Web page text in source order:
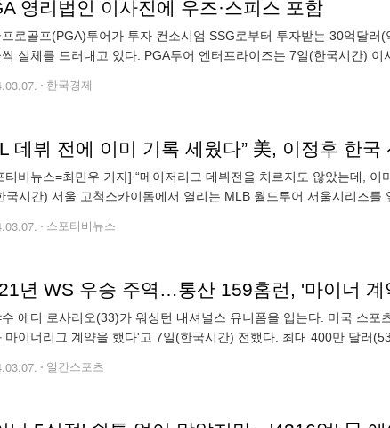
영리법인 이사진에 우즈·스피스 포함
로골프(PGA)투어가 투자 컨소시엄 SSG로부터 투자받는 30억달러
실체를 드러내고 있다. PGA투어 엔터프라이즈는 7일(한국시간) 이
한국경제
티비뉴스=최민우 기자] “메이저리그 데뷔전을 치르지도 않았는데,
국시간) 서울 고척스카이돔에서 열리는 MLB 월드투어 서울시리즈를
스포티비뉴스
년 WS 우승 주역…통산 159홈런, '마이너 계
수 에디 로사리오(33)가 워싱턴 내셔널스 유니폼을 입는다. 미국 스포
마이너리그 계약을 했다'고 7일(한국시간) 전했다. 최대 400만 달러
일간스포츠